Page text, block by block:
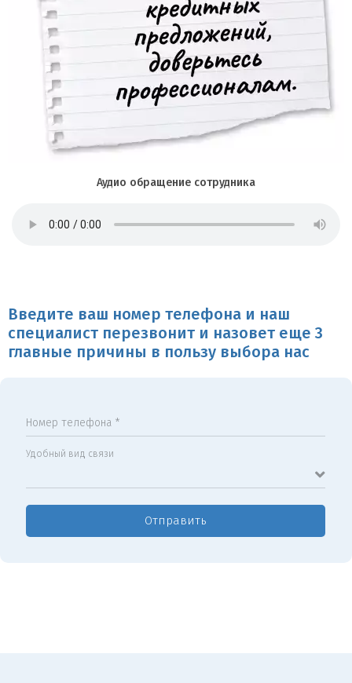
Аудио обращение сотрудника
Введите ваш номер телефона и наш
специалист перезвонит и назовет еще 3
главные причины в пользу выбора нас
Номер телефона *
Удобный вид связи
Отправить